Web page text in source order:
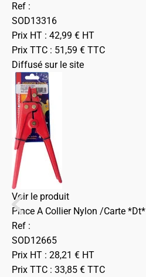
Ref :
SOD13316
Prix HT : 42,99 € HT
Prix TTC : 51,59 € TTC
Diffusé sur le site
Voir le produit
Pince A Collier Nylon /Carte *Dt*
Ref :
SOD12665
Prix HT : 28,21 € HT
Prix TTC : 33,85 € TTC